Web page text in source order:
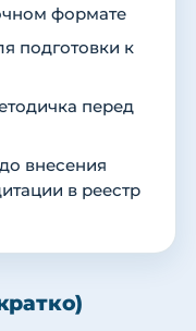
формате
подготовки к
перед
внесения
в реестр